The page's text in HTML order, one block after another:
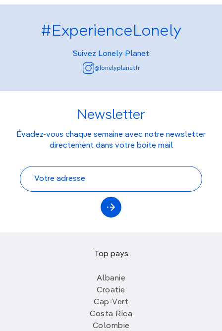
#ExperienceLonely
Suivez Lonely Planet
@lonelyplanetfr
Newsletter
Évadez-vous chaque semaine avec notre newsletter
directement dans votre boite mail
Top pays
Albanie
Croatie
Cap-Vert
Costa Rica
Colombie